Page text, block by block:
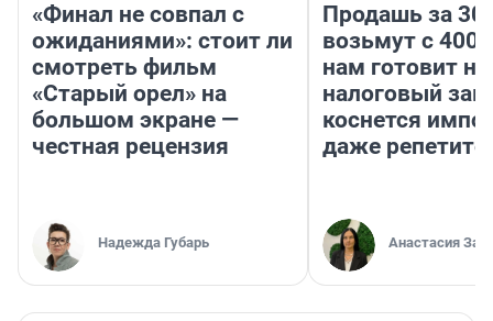
«Финал не совпал с
ожиданиями»: стоит ли
смотреть фильм
«Старый орел» на
большом экране —
честная рецензия
Надежда Губарь
Продашь за
возьмут с
нам готовит
налоговый
коснется
даже
Анастасия